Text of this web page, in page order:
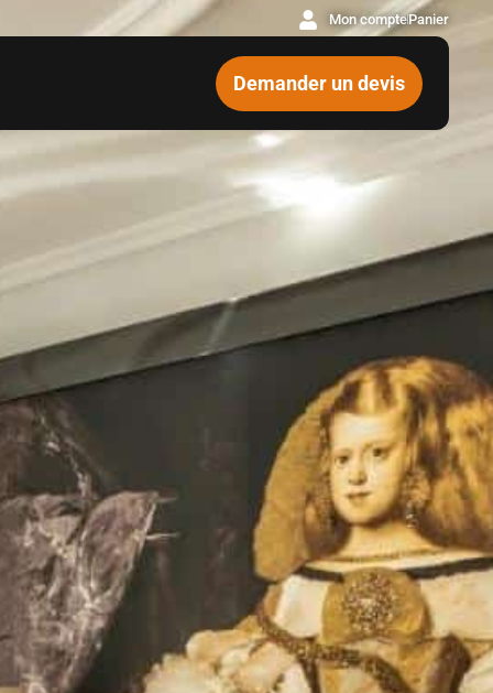
Mon comptePanier
Demander un devis